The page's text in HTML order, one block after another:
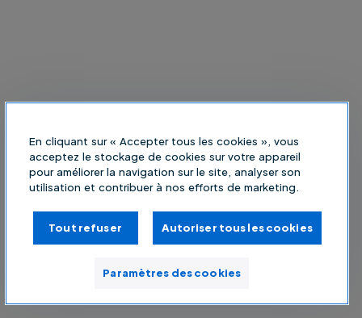
En cliquant sur « Accepter tous les cookies », vous
acceptez le stockage de cookies sur votre appareil
pour améliorer la navigation sur le site, analyser son
utilisation et contribuer à nos efforts de marketing.
Tout refuser Autoriser tous les cookies
Paramètres des cookies